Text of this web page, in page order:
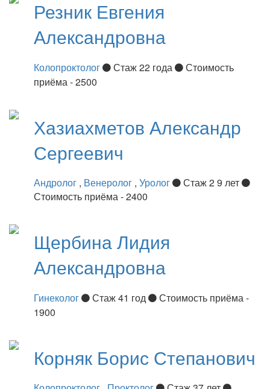
Резник Евгения
Александровна
Колопроктолог Стаж 22 года
Стоимость
приёма - 2500
Хазиахметов Александр
Сергеевич
Андролог , Венеролог , Уролог
Стаж 2 9 лет
Стоимость приёма - 2400
ЩербинаЛидия
Александровна
Гинеколог Стаж 41 год
Стоимость приёма -
1900
Корняк Борис Степанович